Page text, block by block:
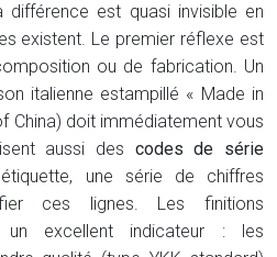
est quasi invisible en
existent. Le premier réflexe est
ou de fabrication. Un
italienne estampillé « Made in
China) doit immédiatement vous
aussi des codes de série
une série de chiffres
ces lignes. Les finitions
un excellent indicateur : les